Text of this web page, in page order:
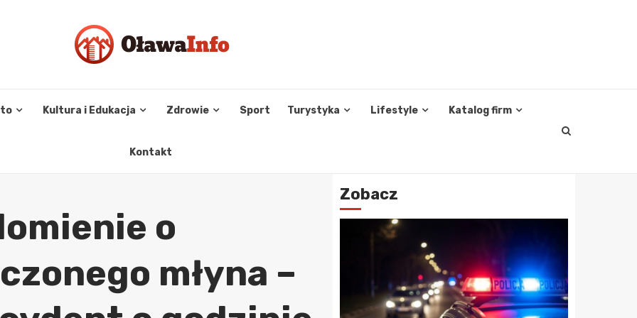
Kultura i Edukacja Zdrowie Sport Turystyka Lifestyle Katalog firm
Kontakt
o
młyna –
Zobacz